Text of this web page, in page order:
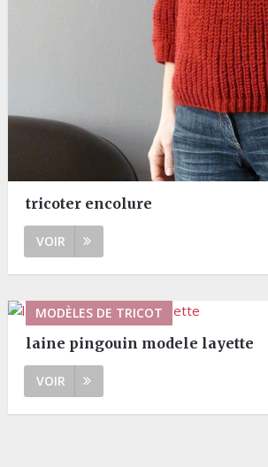
tricoter encolure
VOIR
MODÈLES DE TRICOT
laine pingouin modele layette
VOIR